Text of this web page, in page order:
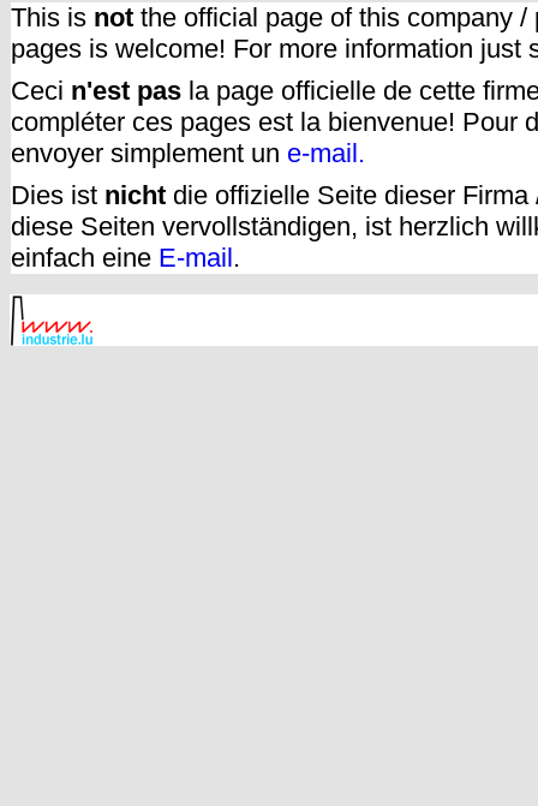
This is not the official page of this company
pages is welcome! For more information just
Ceci n'est pas la page officielle de cette
compléter ces pages est la bienvenue! Pour
envoyer simplement un e-mail.
Dies ist nicht die offizielle Seite dieser
diese Seiten vervollständigen, ist herzlich
einfach eine E-mail.